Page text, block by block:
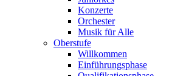
Konzerte
Orchester
Musik für Alle
Oberstufe
Willkommen
Einführungsphase